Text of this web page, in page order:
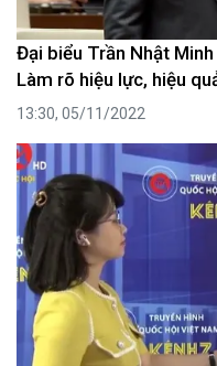
Đại biểu Trần Nhật
Làm rõ hiệu lực, hiệu
13:30, 05/11/2022